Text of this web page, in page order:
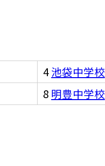
4池袋中学校
8 明豊中学校